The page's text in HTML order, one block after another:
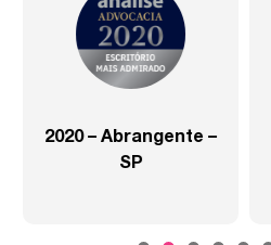
2020 – Abrangente –
SP